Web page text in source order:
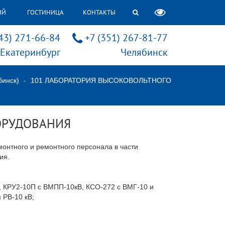
ГОСТИНИЦА КОНТАКТЫ
271-66-84
Екатеринбург
+7 (351) 267-81-77
Челябинск
101 ЛАБОРАТОРИЯ ВЫСОКОВОЛЬТНОГО
и ремонтного персонала в части
КРУ2-10П с ВМПП-10кВ, КСО-272 с ВМГ-10 и
РВ-10 кВ;